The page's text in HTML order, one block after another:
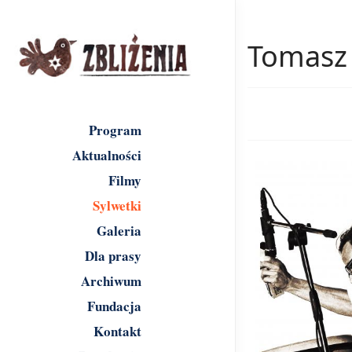
Program
Aktualności
Filmy
Sylwetki
Galeria
Dla prasy
Archiwum
Fundacja
Kontakt